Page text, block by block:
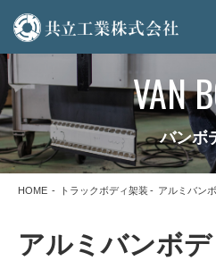
VAN
バンボ
HOME トラックボディ架装 アルミバン
アルミバンボ